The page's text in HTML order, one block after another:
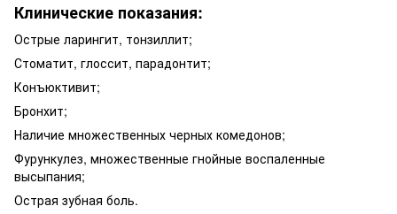
Клинические показания:
Острые ларингит, тонзиллит;
Стоматит, глоссит, парадонтит;
Конъюктивит;
Бронхит;
Наличие множественных черных комедонов;
Фурункулез, множественные гнойные воспаленные
высыпания;
Острая зубная боль.